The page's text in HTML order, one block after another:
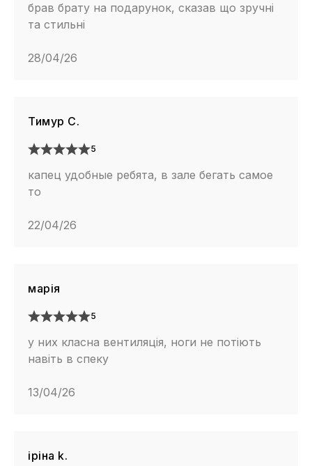
брав брату на подарунок, сказав що зручні
та стильні
28/04/26
Тимур С.
5
капец удобные ребята, в зале бегать самое
то
22/04/26
марія
5
у них класна вентиляція, ноги не потіють
навіть в спеку
13/04/26
іріна k.